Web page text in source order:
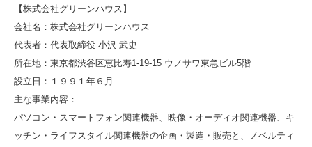
【株式会社グリーンハウス】
会社名：株式会社グリーンハウス
代表者：代表取締役 小沢 武史
所在地：東京都渋谷区恵比寿1-19-15 ウノサワ東急ビル5階
設立日：１９９１年６月
主な事業内容：
パソコン・スマートフォン関連機器、映像・オーディオ関連機器、キ
ッチン・ライフスタイル関連機器の企画・製造・販売と、ノベルティ